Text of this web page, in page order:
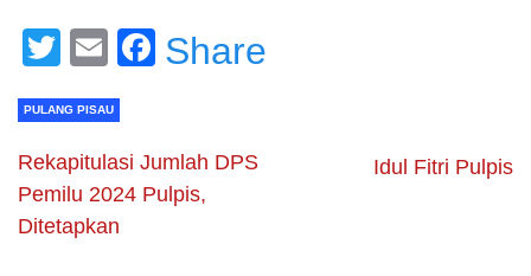
Twitter
EmailFacebook
Share
PULANG PISAU
Rekapitulasi Jumlah DPS
Pemilu 2024 Pulpis,
Ditetapkan
Idul Fitri Pulpis